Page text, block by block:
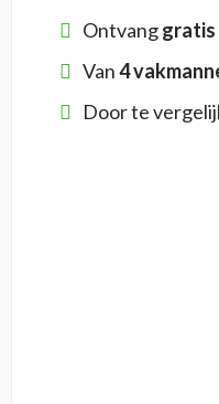
Ontvang
Van4
Door te